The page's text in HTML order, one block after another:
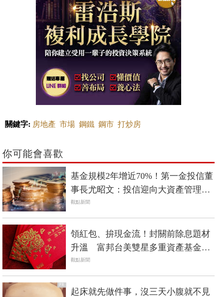
關鍵字: 房地產 市場 鋼鐵 鋼市 打炒房
你可能會喜歡
基金規模2年增近70%！第一金投信董
事長尤昭文：投信迎向大資產管理時
代
觀點新聞
領紅包、拚現金流！封關前除息題材
升溫 富邦台美雙星多重資產基金成
焦點
觀點新聞
PR
起床就先做件事，沒三天小腹就不見